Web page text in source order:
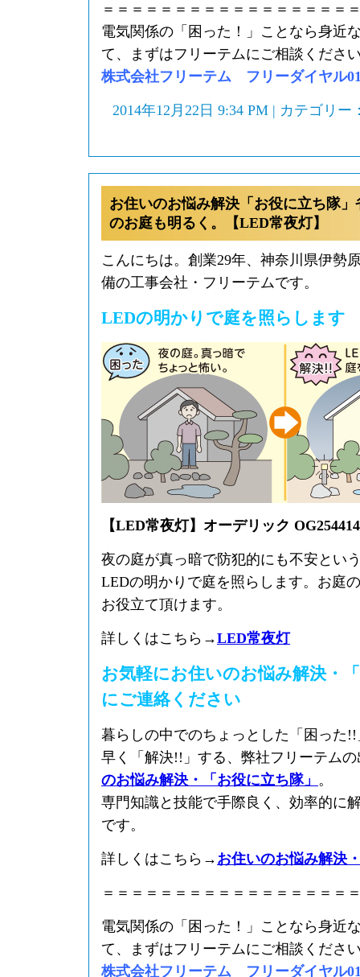
＝＝＝＝＝＝＝＝＝＝＝＝＝＝＝＝＝
電気関係の「困った！」ことなら身近
て、まずはフリーテムにご相談くださ
株式会社フリーテム フリーダイヤル
2014年12月22日 9:34 PM | カテゴリー
お住いのお悩み解決「お役に立ち隊
のお庭も明るく。【LED常夜灯】
こんにちは。創業29年、神奈川県伊勢
備の工事会社・フリーテムです。
LEDの明かりで庭を照らします
【LED常夜灯】オーデリック
夜の庭が真っ暗で防犯的にも不安とい
LEDの明かりで庭を照らします。お庭
お役立て頂けます。
詳しくはこちら→LED常夜灯
お気軽にお住いのお悩み解決・
にご連絡ください
暮らしの中でのちょっとした「困った
早く「解決!!」する、弊社フリーテム
のお悩み解決・「お役に立ち隊」 。
専門知識と技能で手際良く、効率的に
です。
詳しくはこちら→ お住いのお悩み解決
＝＝＝＝＝＝＝＝＝＝＝＝＝＝＝＝＝
電気関係の「困った！」ことなら身近
て、まずはフリーテムにご相談くださ
株式会社フリーテム フリーダイヤル